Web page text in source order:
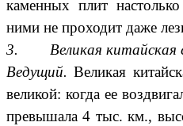
каменных плит
ними не проходит даже
3. Великая китайская
Ведущий.Великая
великой: когда ее
превышала 4 тыс. км.,